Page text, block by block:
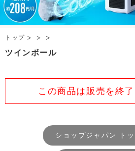
エアコン オーラル
トップ
ツインボール
この商品は販売を終了
ショップジャパン ト